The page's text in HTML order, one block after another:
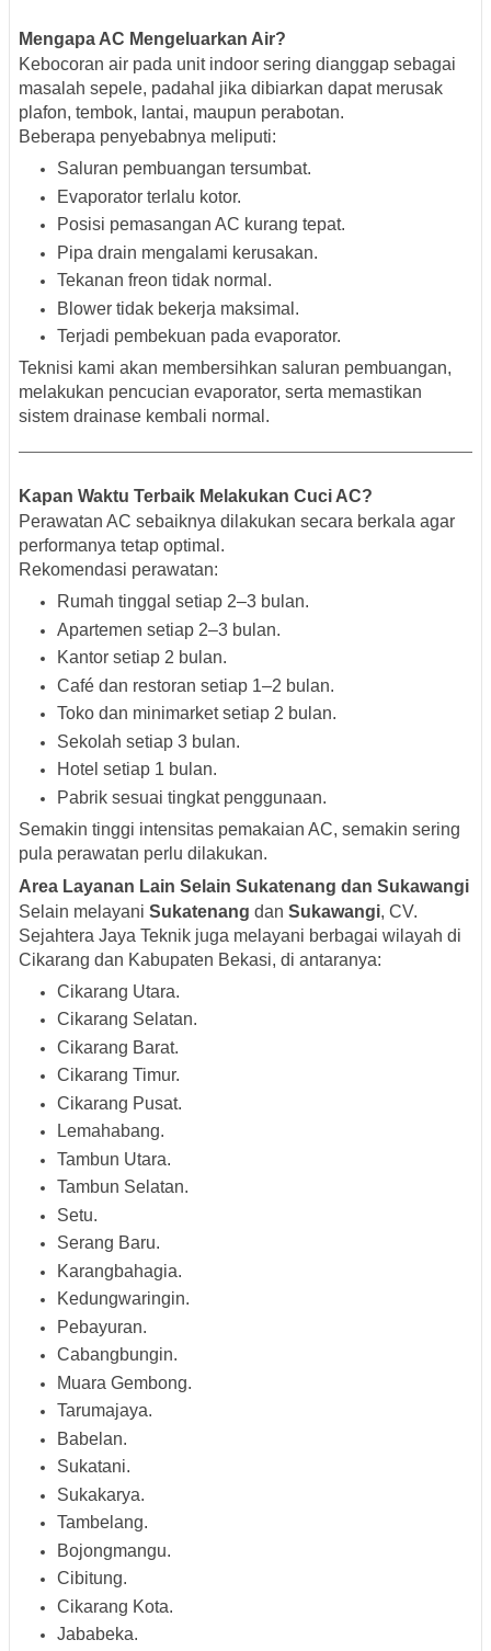
Mengapa AC Mengeluarkan Air?
Kebocoran air pada unit indoor sering dianggap sebagai
masalah sepele, padahal jika dibiarkan dapat merusak
plafon, tembok, lantai, maupun perabotan.
Beberapa penyebabnya meliputi:
Saluran pembuangan tersumbat.
Evaporator terlalu kotor.
Posisi pemasangan AC kurang tepat.
Pipa drain mengalami kerusakan.
Tekanan freon tidak normal.
Blower tidak bekerja maksimal.
Terjadi pembekuan pada evaporator.
Teknisi kami akan membersihkan saluran pembuangan,
melakukan pencucian evaporator, serta memastikan
sistem drainase kembali normal.
Kapan Waktu Terbaik Melakukan Cuci AC?
Perawatan AC sebaiknya dilakukan secara berkala agar
performanya tetap optimal.
Rekomendasi perawatan:
Rumah tinggal setiap 2–3 bulan.
Apartemen setiap 2–3 bulan.
Kantor setiap 2 bulan.
Café dan restoran setiap 1–2 bulan.
Toko dan minimarket setiap 2 bulan.
Sekolah setiap 3 bulan.
Hotel setiap 1 bulan.
Pabrik sesuai tingkat penggunaan.
Semakin tinggi intensitas pemakaian AC, semakin sering
pula perawatan perlu dilakukan.
Area Layanan Lain Selain Sukatenang dan Sukawangi
Selain melayani Sukatenang dan Sukawangi, CV.
Sejahtera Jaya Teknik juga melayani berbagai wilayah di
Cikarang dan Kabupaten Bekasi, di antaranya:
Cikarang Utara.
Cikarang Selatan.
Cikarang Barat.
Cikarang Timur.
Cikarang Pusat.
Lemahabang.
Tambun Utara.
Tambun Selatan.
Setu.
Serang Baru.
Karangbahagia.
Kedungwaringin.
Pebayuran.
Cabangbungin.
Muara Gembong.
Tarumajaya.
Babelan.
Sukatani.
Sukakarya.
Tambelang.
Bojongmangu.
Cibitung.
Cikarang Kota.
Jababeka.